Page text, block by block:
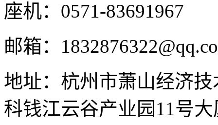
座机：0571-83691967
邮箱：
地址：杭州市萧山经济
科钱江云谷产业园11号大